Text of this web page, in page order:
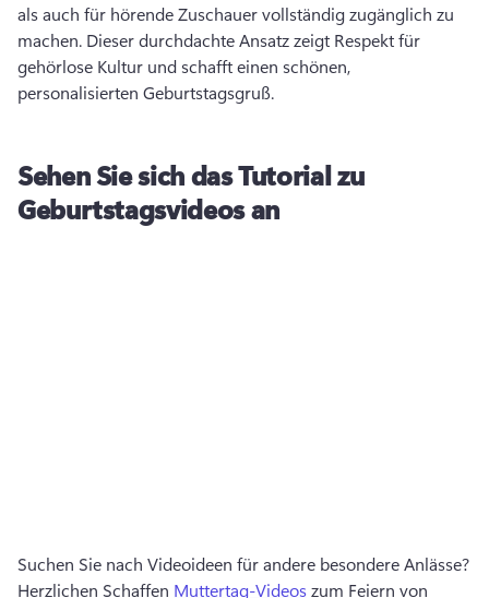
als auch für hörende Zuschauer vollständig zugänglich zu
machen. Dieser durchdachte Ansatz zeigt Respekt für
gehörlose Kultur und schafft einen schönen,
personalisierten Geburtstagsgruß.
Sehen Sie sich das Tutorial zu
Geburtstagsvideos an
Herzlichen Schaffen Muttertag-Videos zum Feiern von